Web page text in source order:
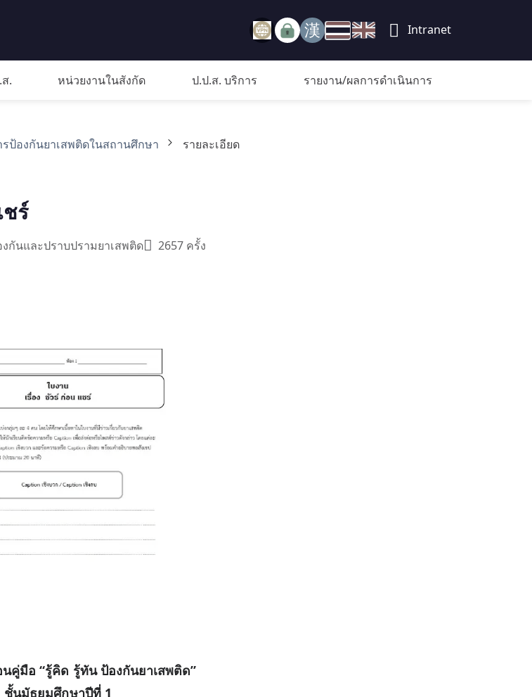
Intranet
. หน่วยงานในสังกัด ป.ป.ส. บริการ รายงาน/ผลการดำเนินการ
ป้องกันยาเสพติดในสถานศึกษา รายละเอียด
ร์
กันและปราบปรามยาเสพติด 2657 ครั้ง
คู่มือ “รู้คิด รู้ทัน ป้องกันยาเสพติด”
ชั้นมัธยมศึกษาปีที่ 1